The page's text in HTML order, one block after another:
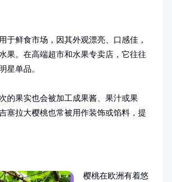
于鲜食市场，因其外观漂亮、口感佳，
果。在高端超市和水果专卖店，它往往
星单品。
的果实也会被加工成果酱、果汁或果
塞拉大樱桃也常被用作装饰或馅料，提
樱桃在欧洲有着悠